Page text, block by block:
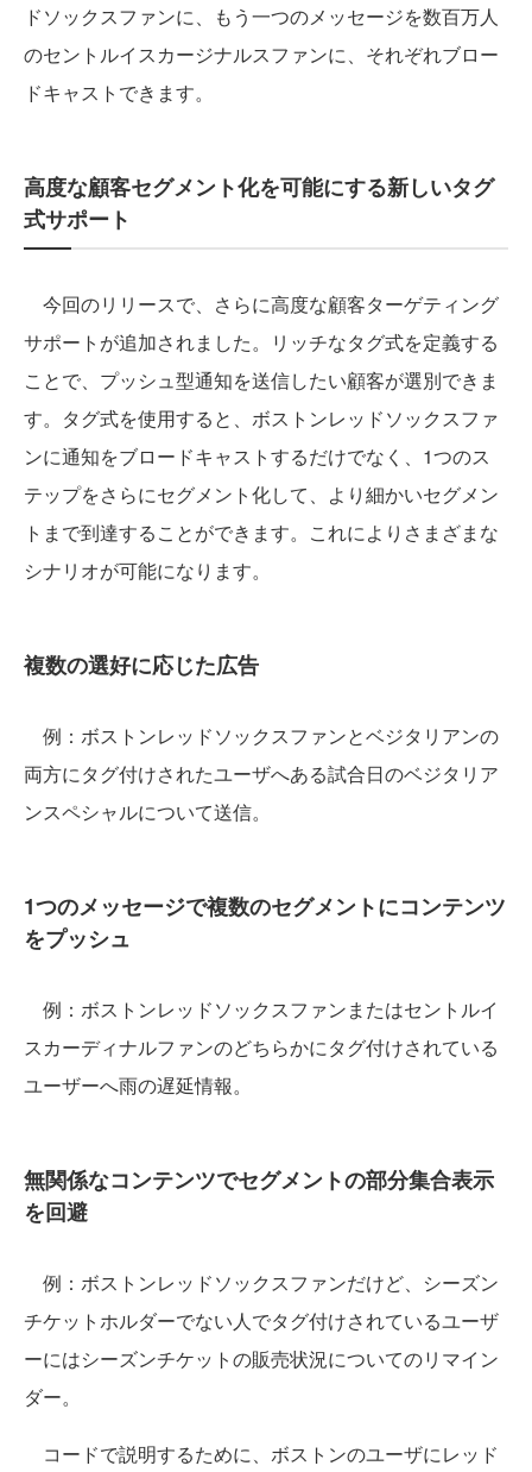
ドソックスファンに、もう一つのメッセージを数百万人
のセントルイスカージナルスファンに、それぞれブロー
ドキャストできます。
高度な顧客セグメント化を可能にする新しいタグ
式サポート
今回のリリースで、さらに高度な顧客ターゲティング
サポートが追加されました。リッチなタグ式を定義する
ことで、プッシュ型通知を送信したい顧客が選別できま
す。タグ式を使用すると、ボストンレッドソックスファ
ンに通知をブロードキャストするだけでなく、1つのス
テップをさらにセグメント化して、より細かいセグメン
トまで到達することができます。これによりさまざまな
シナリオが可能になります。
複数の選好に応じた広告
例：ボストンレッドソックスファンとベジタリアンの
両方にタグ付けされたユーザへある試合日のベジタリア
ンスペシャルについて送信。
1つのメッセージで複数のセグメントにコンテンツ
をプッシュ
例：ボストンレッドソックスファンまたはセントルイ
スカーディナルファンのどちらかにタグ付けされている
ユーザーへ雨の遅延情報。
無関係なコンテンツでセグメントの部分集合表示
を回避
例：ボストンレッドソックスファンだけど、シーズン
チケットホルダーでない人でタグ付けされているユーザ
ーにはシーズンチケットの販売状況についてのリマイン
ダー。
コードで説明するために、ボストンのユーザにレッド